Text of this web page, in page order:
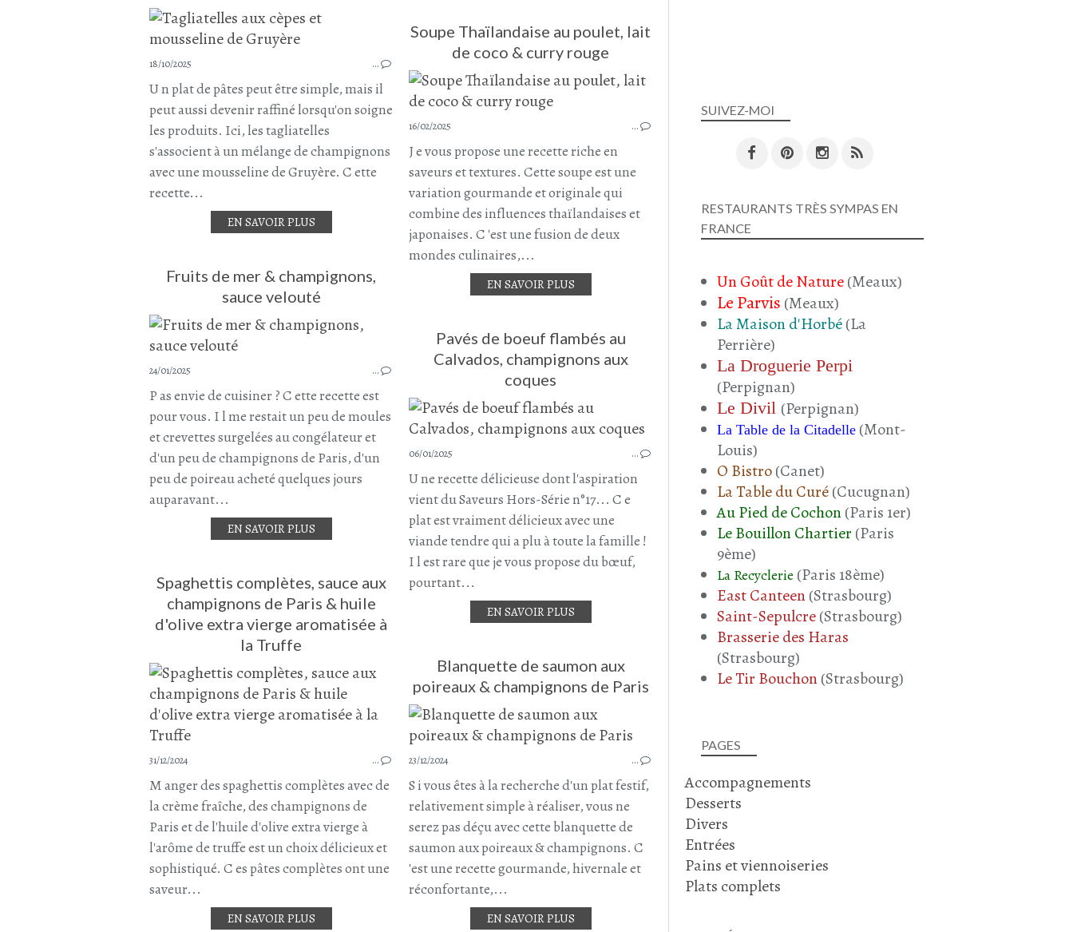
ACCOMPAGNEMENT
FÉCULENTS
CHAMPIGNONS
CÈPES
TROMPETTES DE LA MORT
TAGLIATELLES
PÂTES TAGLIATELLES
18/10/2025 …
U n plat de pâtes peut être simple, mais il
peut aussi devenir raffiné lorsqu'on soigne
les produits. Ici, les tagliatelles
s'associent à un mélange de champignons
avec une mousseline de Gruyère. C ette
recette...
EN SAVOIR PLUS
Soupe Thaïlandaise au poulet, lait
de coco & curry rouge
SOUPE THAÏLANDAISE
RECETTE THAÏLANDAISE
CAROTTE
16/02/2025 …
J e vous propose une recette riche en
saveurs et textures. Cette soupe est une
variation gourmande et originale qui
combine des influences thaïlandaises et
japonaises. C 'est une fusion de deux
mondes culinaires,...
EN SAVOIR PLUS
Fruits de mer & champignons,
sauce velouté
CRUSTACÉS
CREVETTES
CHAMPIGNONS
CHAMPIGNONS DE PARIS
JANVIER 2025
24/01/2025 …
P as envie de cuisiner ? C ette recette est
pour vous. I l me restait un peu de moules
et crevettes surgelées au congélateur et
d'un peu de champignons de Paris, d'un
peu de poireau acheté quelques jours
auparavant...
EN SAVOIR PLUS
Pavés de boeuf flambés au
Calvados, champignons aux
coques
BOEUF
BOEUF - GIBIER
CHAMPIGNONS DE PARIS
CRUSTACÉS - POISSONS
COQUES
POIVRON VERT
RECETTE DE NOËL
06/01/2025 …
U ne recette délicieuse dont l'aspiration
vient du Saveurs Hors-Série n°17... C e
plat est vraiment délicieux avec une
viande tendre qui a plu à toute la famille !
I l est rare que je vous propose du bœuf,
pourtant...
EN SAVOIR PLUS
Spaghettis complètes, sauce aux
champignons de Paris & huile
d'olive extra vierge aromatisée à
la Truffe
PÂTES
SPAGHETTI
SPAHETTIS COMPLÈTES
CHAMPIGNONS
FÉCULENTS
DÉCEMBRE 2024
31/12/2024 …
M anger des spaghettis complètes avec de
la crème fraîche, des champignons de
Paris et de l'huile d'olive extra vierge à
l'arôme de truffe est un choix délicieux et
sophistiqué. C es pâtes complètes ont une
saveur...
EN SAVOIR PLUS
Blanquette de saumon aux
poireaux & champignons de Paris
CHAMPIGNONS DE PARIS
DÉCEMBRE 2024
23/12/2024 …
S i vous êtes à la recherche d'un plat festif,
relativement simple à réaliser, vous ne
serez pas déçu avec cette blanquette de
saumon aux poireaux & champignons. C
'est une recette gourmande, hivernale et
réconfortante,...
EN SAVOIR PLUS
SUIVEZ-MOI
PAGES
Accompagnements
Desserts
Divers
Entrées
Pains et viennoiseries
Plats complets
RESTAURANTS TRÈS SYMPAS EN
FRANCE
Un Goût de Nature(Meaux)
Le Parvis (Meaux)
La Maison d'Horbé(La
Perrière)
La Droguerie Perpi
(Perpignan)
Le Divil (Perpignan)
La Table de la Citadelle (Mont-
Louis)
O Bistro(Canet)
La Table du Curé(Cucugnan)
Au Pied de Cochon(Paris 1er)
Le Bouillon Chartier (Paris
9ème)
La Recyclerie (Paris 18ème)
East Canteen(Strasbourg)
Saint-Sepulcre(Strasbourg)
Brasserie des Haras
(Strasbourg)
Le Tir Bouchon(Strasbourg)